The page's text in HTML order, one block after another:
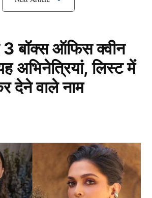
Next Article
3 बॉक्स ऑफिस क्वीन
अभिनेत्रियां, लिस्ट में
देने वाले नाम